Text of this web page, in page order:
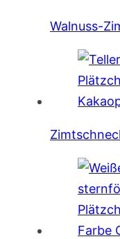
Walnuss-